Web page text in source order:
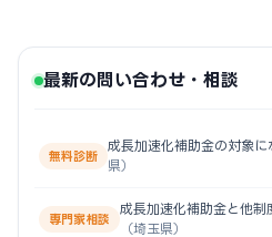
最新の問い合わせ・相談
無料診断
成長加速化補助金の対象
県）
専門家相談
成長加速化補助金と他制
（埼玉県）